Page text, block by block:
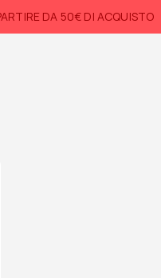
DA 50€ DI ACQUISTO